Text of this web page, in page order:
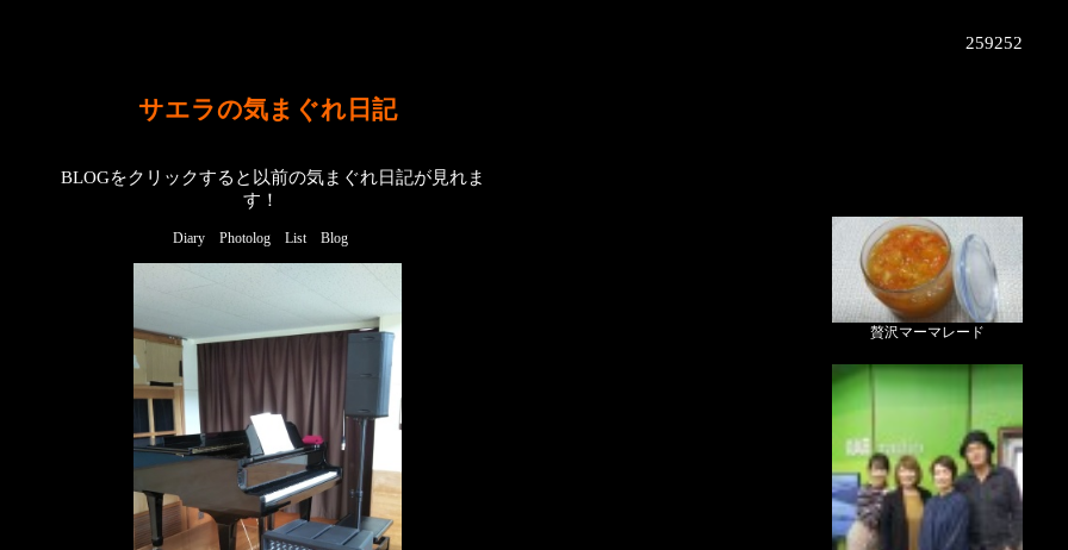
259252
サエラの気まぐれ日記
BLOGをクリックすると以前の気まぐれ日記が見れま
す！
Diary Photolog List Blog
贅沢マーマレード